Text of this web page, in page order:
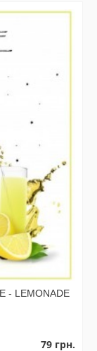
LEMONADE
79 грн.